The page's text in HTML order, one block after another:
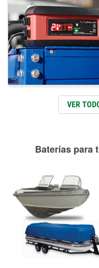
VER
Baterías para